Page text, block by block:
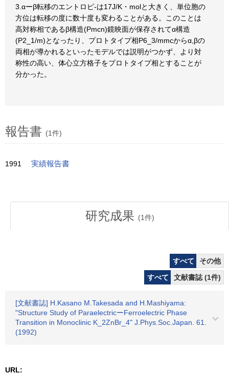
3.αーβ転移のエントロピ-は17J/K・molと大きく、単位胞の
方位は転移の度に数十度も変わることがある。このことは
高対称相であるβ構造(Pmcn)鏡映面が保存されてα構造
(P2_1/m)となったり、プロトタイプ相P6_3/mmcからα,βの
両相が導かれるといったモデルでは説明がつかず、より対
称性の高い、体心立方格子をプロトタイプ相とすることが
分かった。
報告書 (1件)
1991 実績報告書
研究成果 (1件)
すべて
その他
すべて
文献書誌 (1件)
[文献書誌] H.Kasano M.Takesada and H.Mashiyama:
"Structure Study of ParaelectricーFerroelectric Phase
Transition in Monoclinic K_2ZnBr_4" J.Phys.Soc.Japan. 61.
(1992)
URL: